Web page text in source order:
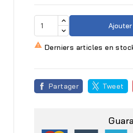
 Derniers articles en
Partager Tweet